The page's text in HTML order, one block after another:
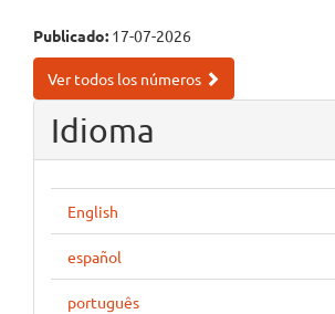
Publicado: 17-07-2026
Ver todos los números
Idioma
English
español
português